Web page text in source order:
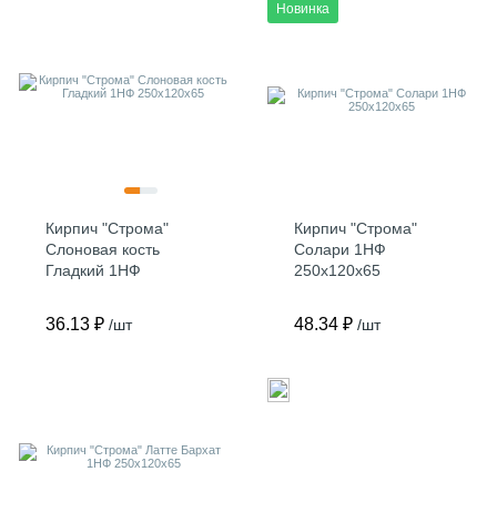
Кирпич "Строма"
Слоновая кость
Гладкий 1НФ
36.13 ₽ /шт
Новинка
Кирпич "Строма"
Солари 1НФ
250х120х65
48.34 ₽ /шт